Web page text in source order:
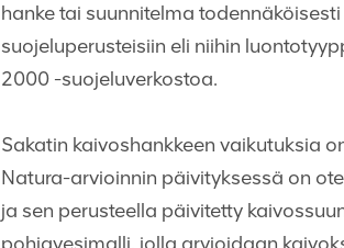
hanke tai suunnitelma
suojeluperusteisiin eli niihin
2000 -suojeluverkostoa.
Sakatin kaivoshankkeen vaikutuksia
Natura-arvioinnin päivityksessä on
ja sen perusteella päivitetty